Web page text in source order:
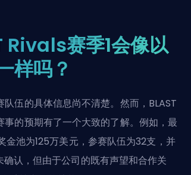
Rivals赛季1会像以
样吗？
伍的具体信息尚不清楚。然而，BLAST
的预期有了一个大致的了解。例如，最
金池为125万美元，参赛队伍为32支，并
认，但由于公司的既有声望和合作关